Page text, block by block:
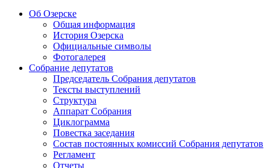
Об Озерске
Общая информация
История Озерска
Официальные символы
Фотогалерея
Собрание депутатов
Председатель Собрания депутатов
Тексты выступлений
Структура
Аппарат Собрания
Циклограмма
Повестка заседания
Состав постоянных комиссий Собрания депутатов
Регламент
Отчеты